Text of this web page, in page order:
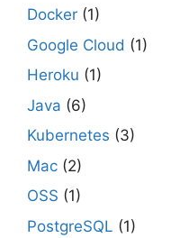
Docker (1)
Google Cloud (1)
Heroku (1)
Java (6)
Kubernetes (3)
Mac (2)
OSS (1)
PostgreSQL (1)